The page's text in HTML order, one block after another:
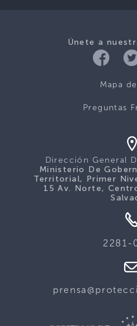
Únete a
Mapa
Preguntas
Dirección General
Ministerio De
Territorial, Primer
15 Av. Norte,
2281-